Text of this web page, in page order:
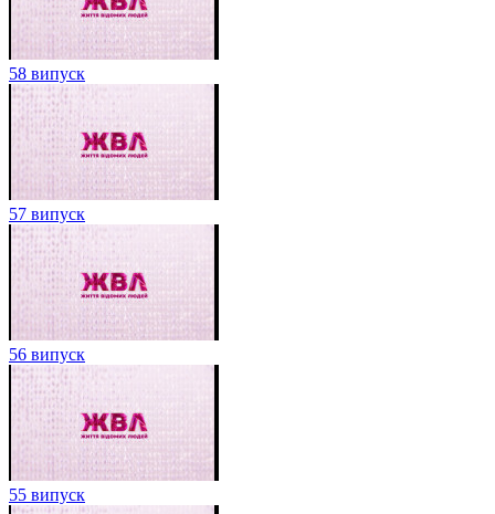
58 випуск
57 випуск
56 випуск
55 випуск